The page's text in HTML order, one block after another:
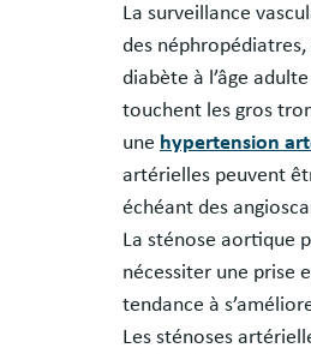
La surveillance
des
diabète à l’âge
touchent les gros
une hypertension
artérielles peuvent
échéant des
La sténose aortique
nécessiter une prise
tendance à
Les sténoses